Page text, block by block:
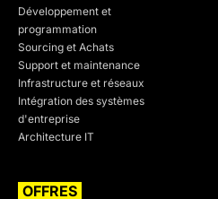
Développement et
programmation
Sourcing et Achats
Support et maintenance
Infrastructure et réseaux
Intégration des systèmes
d'entreprise
Architecture IT
OFFRES